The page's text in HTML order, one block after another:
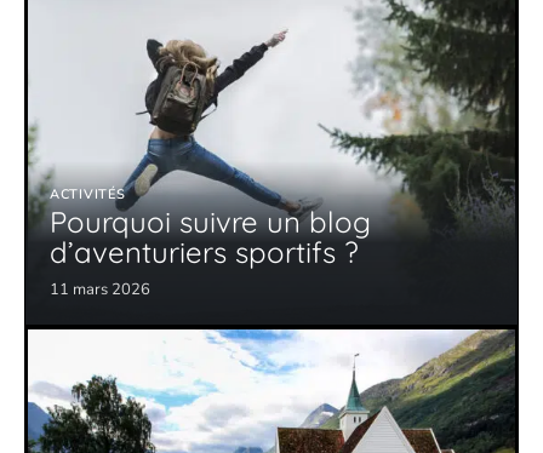
ACTIVITÉS
Pourquoi suivre un blog
d’aventuriers sportifs ?
11 mars 2026